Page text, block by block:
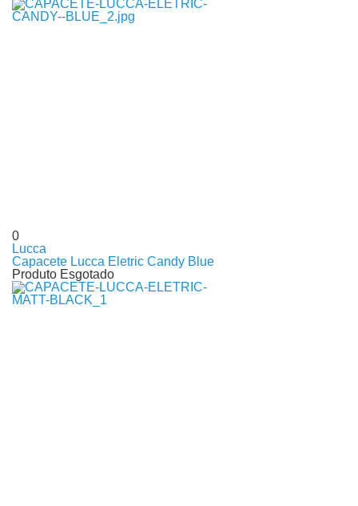
0
Lucca
Capacete Lucca Eletric Candy Blue
Produto Esgotado